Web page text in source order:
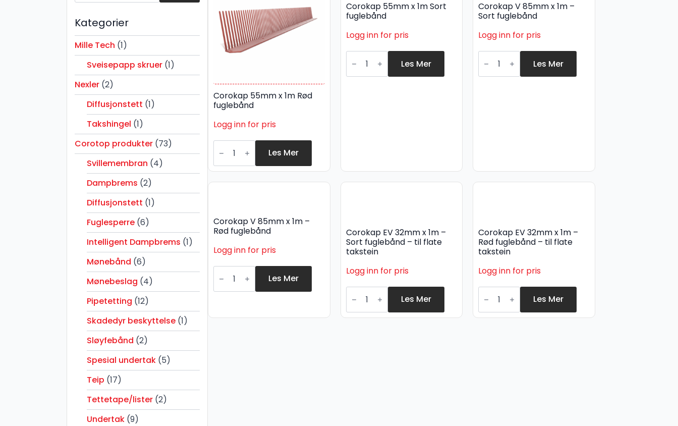
Kategorier
Mille Tech (1)
Sveisepapp skruer (1)
Nexler (2)
Diffusjonstett (1)
Takshingel (1)
Corotop produkter (73)
Svillemembran (4)
Dampbrems (2)
Diffusjonstett (1)
Fuglesperre (6)
Intelligent Dampbrems (1)
Mønebånd (6)
Mønebeslag (4)
Pipetetting (12)
Skadedyr beskyttelse (1)
Sløyfebånd (2)
Spesial undertak (5)
Teip (17)
Tettetape/lister (2)
Undertak (9)
Corokap 55mm x 1m Rød
fuglebånd
Logg inn for pris
Corokap
55mm
1m
fuglebånd
Les Mer
Corokap 55mm x 1m Sort
fuglebånd
Logg inn for pris
Corokap
55mm
1m
Les Mer
Corokap V 85mm x 1m –
Sort fuglebånd
Logg inn for pris
Corokap
85mm
x
Les Mer
Corokap V 85mm x 1m –
Rød fuglebånd
Logg inn for pris
Corokap
85mm
x
Rød
Les Mer
Corokap EV 32mm x 1m –
Sort fuglebånd – til flate
takstein
Logg inn for pris
Corokap
EV
32mm
x
Les Mer
Corokap EV 32mm x 1m –
Rød fuglebånd – til flate
takstein
Logg inn for pris
Corokap
EV
32mm
x
Les Mer